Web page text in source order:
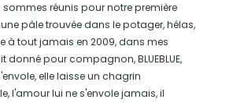
réunis pour notre première
pâle trouvée dans le potager, hélas,
à tout jamais en 2009, dans mes
donné pour compagnon, BLUEBLUE,
elle laisse un chagrin
l'amour lui ne s'envole jamais, il